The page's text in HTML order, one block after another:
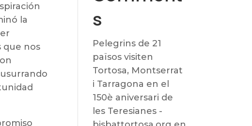
la
que nos
s
Pelegrins de 21
països visiten
Tortosa, Montserrat
i Tarragona en el
150è aniversari de
les Teresianes -